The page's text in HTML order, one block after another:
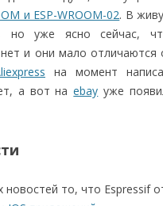
и ESP-WROOM-02. В
но уже ясно сейчас,
и они мало отличаются
на момент
а вот наebay уже
новостей то, что Espressif